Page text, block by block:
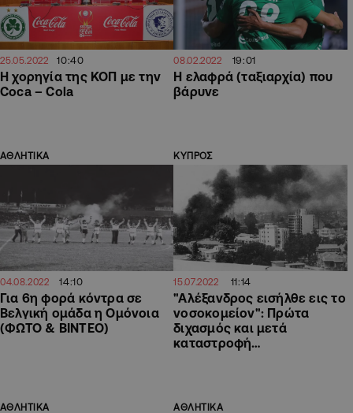
25.05.2022 10:40
Η χορηγία της ΚΟΠ με την
Coca – Cola
08.02.2022 19:01
Η ελαφρά (ταξιαρχία) που
βάρυνε
ΑΘΛΗΤΙΚΑ
04.08.2022 14:10
Για 6η φορά κόντρα σε
Βελγική ομάδα η Ομόνοια
(ΦΩΤΟ & ΒΙΝΤΕΟ)
ΚΥΠΡΟΣ
15.07.2022 11:14
"Αλέξανδρος εισήλθε εις το
νοσοκομείον": Πρώτα
διχασμός και μετά
καταστροφή…
ΑΘΛΗΤΙΚΑ ΑΘΛΗΤΙΚΑ